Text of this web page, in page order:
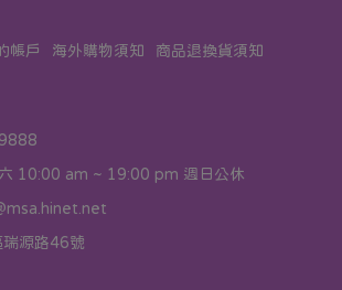
帳戶 海外購物須知 商品退換貨須知
10:00 am ~ 19:00 pm 週日公休
瑞源路46號